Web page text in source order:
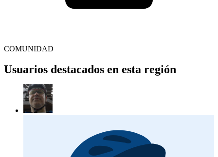
COMUNIDAD
Usuarios destacados en esta región